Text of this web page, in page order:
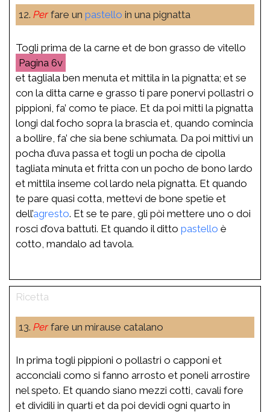
12. Perfare un pastello in una pignatta
Togli prima de la carne et de bon grasso de vitello
6v
et tagliala ben menuta et mittila in la pignatta; et se
con la ditta carne e grasso ti pare ponervi pollastri o
pippioni, fa’ como te piace. Et da poi mitti la pignatta
longi dal focho sopra la brascia et, quando comincia
a bollire, fa’ che sia bene schiumata. Da poi mittivi un
pocha d’uva passa et togli un pocha de cipolla
tagliata minuta et fritta con un pocho de bono lardo
et mittila inseme col lardo nela pignatta. Et quando
te pare quasi cotta, mettevi de bone spetie et
dell’agresto. Et se te pare, gli pòi mettere uno o doi
rosci d’ova battuti. Et quando il ditto pastello è
cotto, mandalo ad tavola.
13. Perfare un mirause catalano
In prima togli pippioni o pollastri o capponi et
acconciali como si fanno arrosto et poneli arrostire
nel speto. Et quando siano mezzi cotti, cavali fore
et dividili in quarti et da poi devidi ogni quarto in